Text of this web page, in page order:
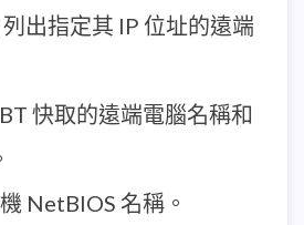
出指定其 IP 位址的遠端
快取的遠端電腦名稱和
NetBIOS 名稱。